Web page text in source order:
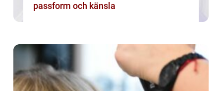
passform och känsla